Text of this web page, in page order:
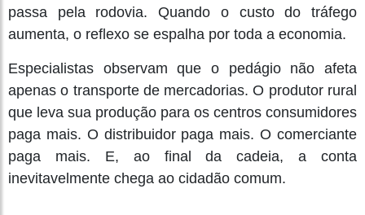
passa pela rodovia. Quando o custo do tráfego
aumenta, o reflexo se espalha por toda a economia.
Especialistas observam que o pedágio não afeta
apenas o transporte de mercadorias. O produtor rural
que leva sua produção para os centros consumidores
paga mais. O distribuidor paga mais. O comerciante
paga mais. E, ao final da cadeia, a conta
inevitavelmente chega ao cidadão comum.